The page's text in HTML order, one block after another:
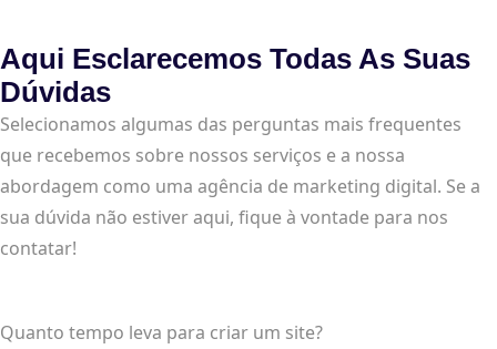
Aqui Esclarecemos Todas As Suas
Dúvidas
Selecionamos algumas das perguntas mais frequentes
que recebemos sobre nossos serviços e a nossa
abordagem como uma agência de marketing digital. Se a
sua dúvida não estiver aqui, fique à vontade para nos
contatar!
Quanto tempo leva para criar um site?